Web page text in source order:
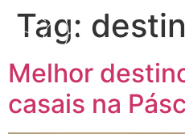
Tag:
Melhor
casais na